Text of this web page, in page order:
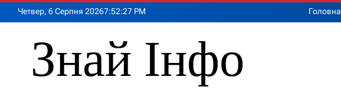
Четвер, 6 Серпня 20267:52:28 PM Головна
Знай Інфо